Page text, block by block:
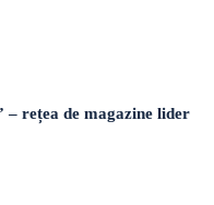
– rețea de magazine lider